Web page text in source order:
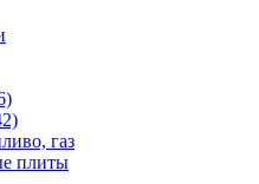
газ
плиты